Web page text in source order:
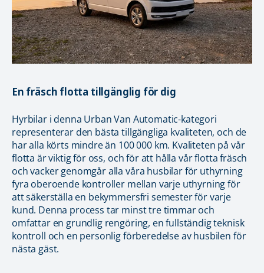
En fräsch flotta tillgänglig för dig
Hyrbilar i denna Urban Van Automatic-kategori
representerar den bästa tillgängliga kvaliteten, och de
har alla körts mindre än 100 000 km. Kvaliteten på vår
flotta är viktig för oss, och för att hålla vår flotta fräsch
och vacker genomgår alla våra husbilar för uthyrning
fyra oberoende kontroller mellan varje uthyrning för
att säkerställa en bekymmersfri semester för varje
kund. Denna process tar minst tre timmar och
omfattar en grundlig rengöring, en fullständig teknisk
kontroll och en personlig förberedelse av husbilen för
nästa gäst.